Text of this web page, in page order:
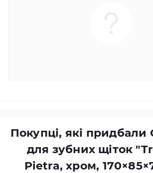
Покупці, які придбали
для зубних щіток
Pietra, хром,